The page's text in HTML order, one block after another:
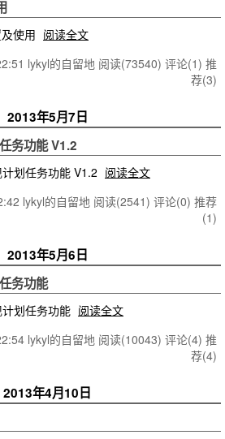
使用 阅读全文
lykyl的自留地 阅读(73540) 评论(1) 推
荐(3)
2013年5月7日
务功能 V1.2
划任务功能 V1.2 阅读全文
lykyl的自留地 阅读(2541) 评论(0) 推荐
(1)
2013年5月6日
务功能
划任务功能 阅读全文
lykyl的自留地 阅读(10043) 评论(4) 推
荐(4)
2013年4月10日